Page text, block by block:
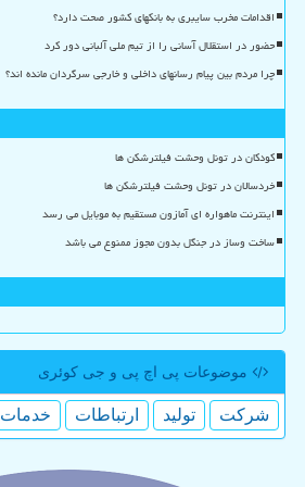
اقدامات مخرب سایبری به بانکهای کشور صحت دارد؟
حضور در استقلال آسانی را از تیم ملی آلبانی دور کرد
چرا مردم بین پیام رسانهای داخلی و خارجی سرگردان مانده اند؟
کودکان در تونل وحشت فیلترشکن ها
خردسالان در تونل وحشت فیلترشکن ها
اینترنت ماهواره ای آمازون مستقیم به موبایل می رسد
ساخت وساز در جنگل بدون مجوز ممنوع می باشد
موضوعات پی اچ پی و جی كوئری
شركت تولید ارتباطات خدمات